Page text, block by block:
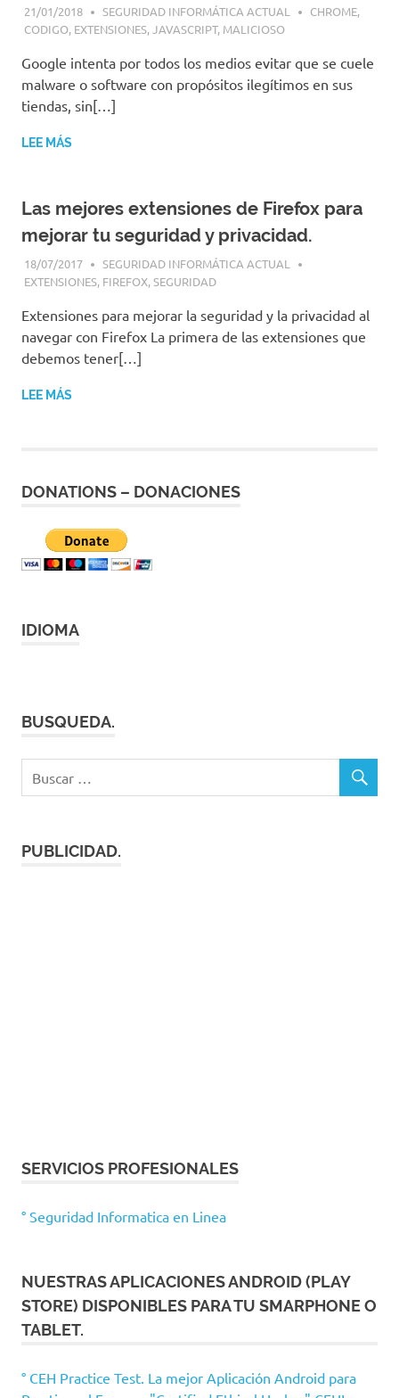
21/01/2018 SEGURIDAD INFORMÁTICA ACTUAL CHROME,
CODIGO, EXTENSIONES,JAVASCRIPT, MALICIOSO
Google intenta por todos los medios evitar que se cuele
malware o software con propósitos ilegítimos en sus
tiendas, sin[…]
LEE MÁS
Las mejores extensiones de Firefox para
mejorar tu seguridad y privacidad.
18/07/2017
SEGURIDAD INFORMÁTICA ACTUAL
EXTENSIONES, FIREFOX,SEGURIDAD
Extensiones para mejorar la seguridad y la privacidad al
navegar con Firefox La primera de las extensiones que
debemos tener[…]
LEE MÁS
DONATIONS – DONACIONES
IDIOMA
BUSQUEDA.
PUBLICIDAD.
SERVICIOS PROFESIONALES
° Seguridad Informatica en Linea
NUESTRAS APLICACIONES ANDROID (PLAY
STORE) DISPONIBLES PARA TU SMARPHONE O
TABLET.
° CEH Practice Test. La mejor Aplicación Android para